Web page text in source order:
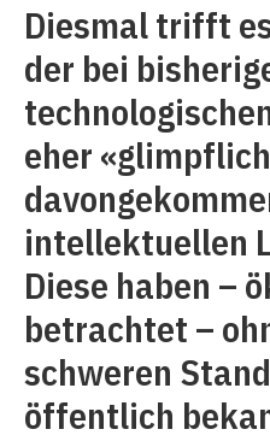
Diesmal trifft
der bei
eher
intellektuellen
Diese haben –
betrachtet –
schweren
öffentlich